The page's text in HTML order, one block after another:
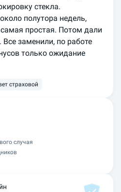
стекла.
полутора недель,
простая. Потом дали
Все заменили, по работе
только ожидание
страховой
случая